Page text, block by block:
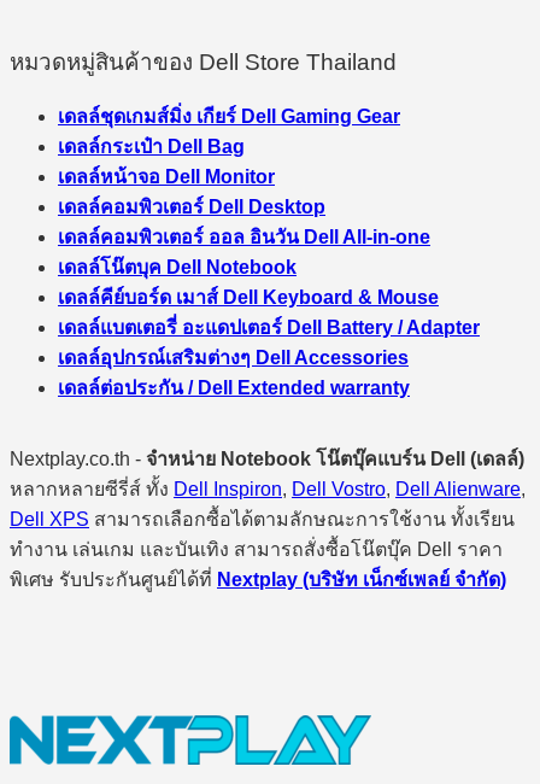
หมวดหมู่สินค้าของ Dell Store Thailand
เดลล์ชุดเกมส์มิ่ง เกียร์ Dell Gaming Gear
เดลล์กระเป๋า Dell Bag
เดลล์หน้าจอ Dell Monitor
เดลล์คอมพิวเตอร์ Dell Desktop
เดลล์คอมพิวเตอร์ ออล อินวัน Dell All-in-one
เดลล์โน๊ตบุค Dell Notebook
เดลล์คีย์บอร์ด เมาส์ Dell Keyboard & Mouse
เดลล์แบตเตอรี่ อะแดปเตอร์ Dell Battery / Adapter
เดลล์อุปกรณ์เสริมต่างๆ Dell Accessories
เดลล์ต่อประกัน / Dell Extended warranty
Nextplay.co.th - จำหน่าย Notebook โน๊ตบุ๊คแบร์น Dell (เดลล์)
หลากหลายซีรี่ส์ ทั้ง Dell Inspiron, Dell Vostro, Dell Alienware,
Dell XPS สามารถเลือกซื้อได้ตามลักษณะการใช้งาน ทั้งเรียน
ทำงาน เล่นเกม และบันเทิง สามารถสั่งซื้อโน๊ตบุ๊ค Dell ราคา
พิเศษ รับประกันศูนย์ได้ที่ Nextplay (บริษัท เน็กซ์เพลย์ จำกัด)